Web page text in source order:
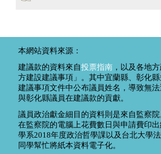
本網站資料來源：
建議款的資料來自投票指南 ，以及各地
方建設建議事項」。其中宜蘭縣、彰化
建議事項文件中公布議員姓名，導致無
與彰化縣議員在建議款的貢獻。
議員政治獻金細目的資料則是來自監察
在監察院的電腦上花費數日與申請費印
學系2018年度政治哲學課以及台北大學
同學幫忙將紙本資料電子化。